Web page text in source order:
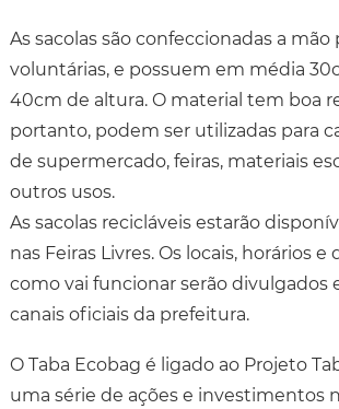
As sacolas são confeccionadas a
voluntárias, e possuem em média
40cm de altura. O material tem boa
portanto, podem ser utilizadas para
de supermercado, feiras, materiais
outros usos.
As sacolas recicláveis estarão
nas Feiras Livres. Os locais, horários e
como vai funcionar serão divulgados
canais oficiais da prefeitura.
O Taba Ecobag é ligado ao Projeto
uma série de ações e investimentos